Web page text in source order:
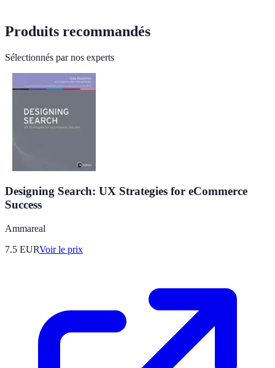
Produits recommandés
Sélectionnés par nos experts
Designing Search: UX Strategies for eCommerce
Success
Ammareal
7.5 EURVoir le prix